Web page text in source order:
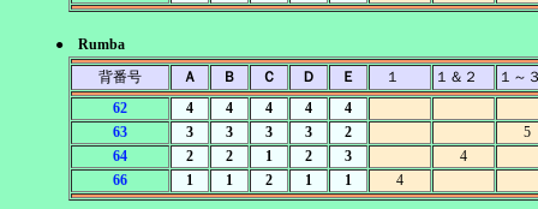
● Rumba
背番号
Ａ Ｂ Ｃ Ｄ Ｅ １ １＆２
１
62
4 4 4 4
4
63
3 3 3 3 2
5
64
2 2 1 2 3
4
66
1 1 2 1 1 4